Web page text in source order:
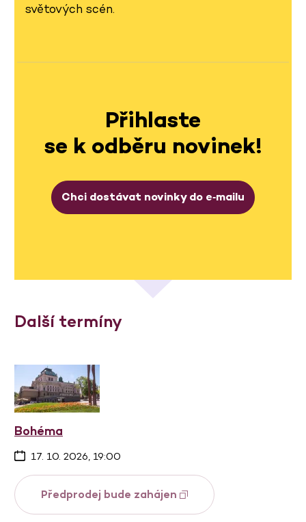
světových scén.
Přihlaste
se k odběru novinek!
Chci dostávat novinky do e‑mailu
Další termíny
Bohéma
17. 10. 2026, 19:00
Předprodej bude zahájen